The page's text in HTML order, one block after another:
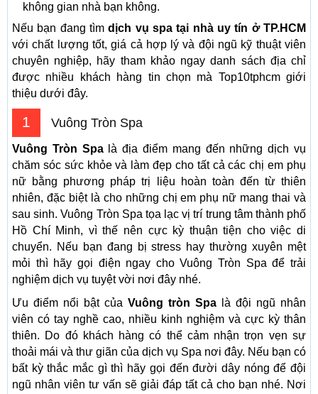
không gian nhà bạn không.
Nếu bạn đang tìmdịch vụ spa tại nhà uy tín ở TP.HCM
với chất lượng tốt, giá cả hợp lý và đội ngũ kỹ thuật viên
chuyên nghiệp, hãy tham khảo ngay danh sách địa chỉ
được nhiều khách hàng tin chọn mà Top10tphcm giới
thiệu dưới đây.
1 Vuông Tròn Spa
Vuông Tròn Spalà địa điểm mang đến những dịch vụ
chăm sóc sức khỏe và làm đẹp cho tất cả các chị em phụ
nữ bằng phương pháp trị liệu hoàn toàn đến từ thiên
nhiên, đặc biệt là cho những chị em phụ nữ mang thai và
sau sinh. Vuông Tròn Spa tọa lạc vị trí trung tâm thành phố
Hồ Chí Minh, vì thế nên cực kỳ thuận tiện cho việc di
chuyển. Nếu bạn đang bị stress hay thường xuyên mệt
mỏi thì hãy gọi điện ngay cho Vuông Tròn Spa để trải
nghiệm dịch vụ tuyệt vời nơi đây nhé.
Ưu điểm nổi bật của Vuông tròn Spa là đội ngũ nhân
viên có tay nghề cao, nhiều kinh nghiệm và cực kỳ thân
thiên. Do đó khách hàng có thể cảm nhận trọn vẹn sự
thoải mái và thư giãn của dịch vụ Spa nơi đây. Nếu bạn có
bất kỳ thắc mắc gì thì hãy gọi đến đười dây nóng để đội
ngũ nhân viên tư vấn sẽ giải đáp tất cả cho bạn nhé. Nơi